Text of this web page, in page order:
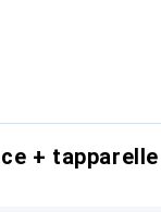
+ tapparelle